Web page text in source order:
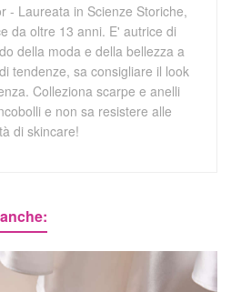
- Laureata in Scienze Storiche,
da oltre 13 anni. E' autrice di
della moda e della bellezza a
tendenze, sa consigliare il look
Colleziona scarpe e anelli
e non sa resistere alle
di skincare!